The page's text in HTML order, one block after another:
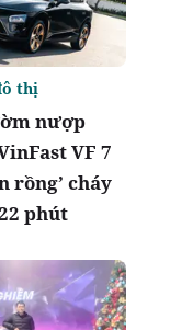
nượp
VF 7
rồng’ cháy
phút
thị